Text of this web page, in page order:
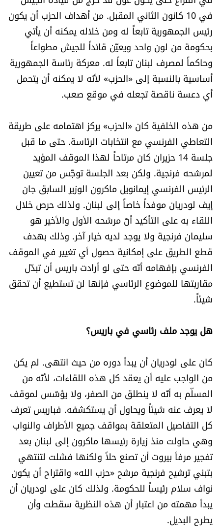
في 10 كانون الثاني المقبل. من أهداف الحزب أن يكون
رئيس الجمهورية تابعاً له ومن خلاله يمكنه أن يأتي
بحكومة من لون واحد ويعيّن قائداً للجيش مطواعاً
وحاكماً لمصرف لبنان تابعاً له. معركة رئاسة الجمهورية
أساسية بالنسبة إلى «الحزب» لأنّه لا يمكنه أن يتحمل
أي دعسة ناقصة تجعله في موقع صعب.
من هذه الخلفية كان «الحزب» يركز اهتمامه على طريقة
التعاطي الفرنسي مع انتخابات الرئاسة. حتى ما قبل
جلسة 14 حزيران كان مرتاحاً لهذا الموقف المؤيد
لمرشحه فرنجية. ولكن بعد الجلسة توجّس من تعيين
الرئيس الفرنسي إيمانويل ماكرون الوزير السابق جان
إيف لودريان موفداً خاصاً إلى لبنان. ولذلك حرص خلال
اللقاء به على التأكيد أنّ مرشحه الأول والأخير هو
سليمان فرنجية ولا يوجد لديه خيار آخر. وذلك بهدف
قطع الطريق على إمكانية حصول أي تغيير في الموقف
الفرنسي بإفهامه أنّه حتى لو أرادت باريس أن تبدّل
مقاربتها للموضوع الرئاسي فإنها لن تستطيع أن تحقق
شيئاً.
هل يوجد ملف رئاسي في باريس؟
كان على لودريان أن يبدأ دوره من حيث انتهى. لم يكن
من الواجب عليه أن يعقد كل هذه اللقاءات، لأنّه من
المسلّم به أنّه لا ينطلق من الصفر، ولا يؤسّس لموقف
لا يعرف عنه شيئاً ويحاول أن يستكشفه. فباريس تعرف
كل التفاصيل المتعلقة بمواقف جميع الأطراف والنواب
وهي حاولت منذ زيارة رئيسها ماكرون إلى لبنان بعد
تفجير مرفأ بيروت أن تصنع حلاً ولكنها فشلت لتنتهي
بتبني ترشيح فرنجية مرشح «حزب الله» واقتراح أن يكون
نواف سلام رئيساً للحكومة. ولذلك كان على لودريان أن
يبدأ مهمته من اعتبار أن هذه النظرية سقطت وأن
يطرح البديل.